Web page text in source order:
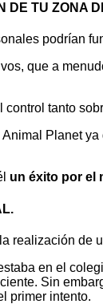
DE TU ZONA
podrían
que a
tanto
Animal Planet
un éxito por el
realización de
en el
Sin
primer intento.